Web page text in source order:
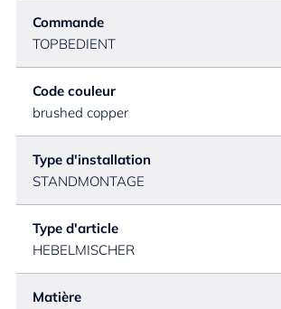
Commande
TOPBEDIENT
Code couleur
brushed copper
Type d'installation
STANDMONTAGE
Type d'article
HEBELMISCHER
Matière